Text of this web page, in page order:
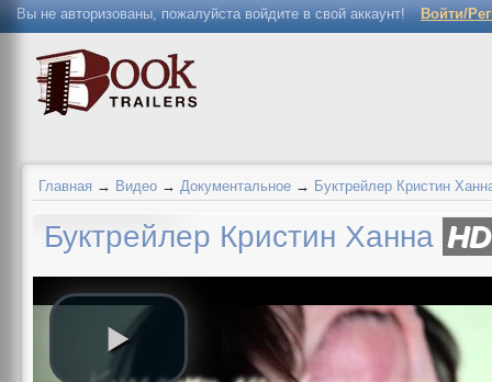
Вы не авторизованы, пожалуйста войдите в свой аккаунт! Войти/
Главная → Видео → Документальное → Буктрейлер Кристин
Буктрейлер Кристин Ханна HD